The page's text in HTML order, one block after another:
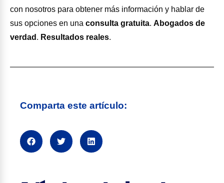
con nosotros para obtener más información y hablar de
sus opciones en una consulta gratuita. Abogados de
verdad . Resultados reales.
Comparta este artículo: